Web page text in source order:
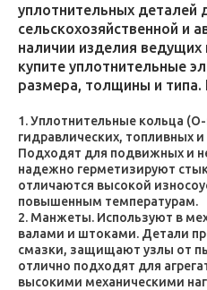
уплотнительных
сельскохозяйственной и
наличии изделия
купите уплотнительные
размера, толщины и типа.
Уплотнительные кольца
гидравлических, топливных
Подходят для подвижных и
надежно герметизируют
отличаются высокой
повышенным температурам.
Манжеты. Используют в
валами и штоками. Детали
смазки, защищают узлы от
отлично подходят для
высокими механическими